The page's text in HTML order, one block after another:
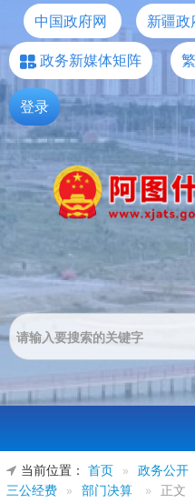
中国政府网 新疆政
政务新媒体矩阵
登录
当前位置： 首页 » 政务公开
三公经费 » 部门决算 » 正文